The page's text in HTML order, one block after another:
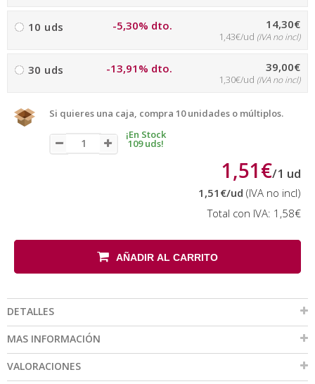
10 uds -5,30% dto. 14,30€
1,43€/ud (IVA no incl)
30 uds -13,91% dto. 39,00€
1,30€/ud (IVA no incl)
Si quieres una caja, compra 10 unidades o múltiplos.
¡En Stock
109 uds!
1,51€/1 ud
1,51€/ud (IVA no incl)
Total con IVA: 1,58€
AÑADIR AL CARRITO
DETALLES
MAS INFORMACIÓN
VALORACIONES